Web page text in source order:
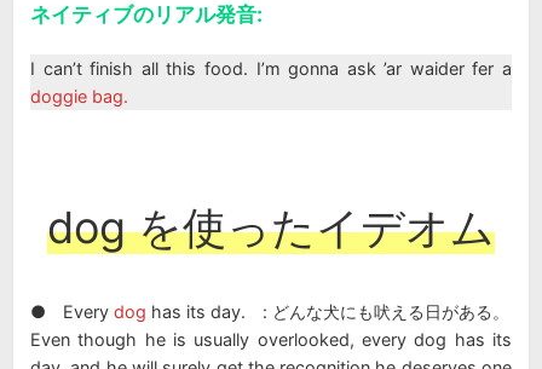
ネイティブのリアル発音:
I can’t finish all this food. I’m gonna ask ’ar waider fer a
doggie bag.
dog を使ったイデオム
● Every dog has its day. : どんな犬にも吠える日がある。
Even though he is usually overlooked, every dog has its